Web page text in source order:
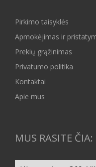
Pirkimo taisyklės
Apmokėjimas ir
Prekių grąžinimas
Privatumo politika
Kontaktai
Apie mus
MUS RASITE ČIA: